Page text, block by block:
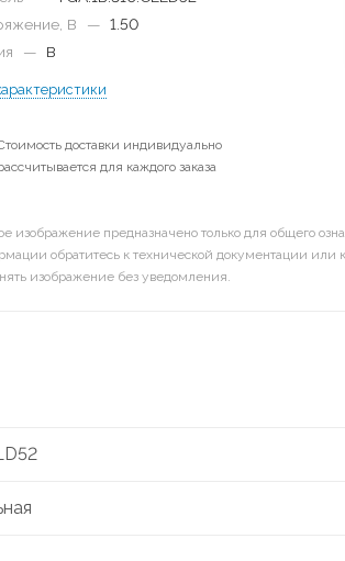
В
— 1.50
— B
доставки индивидуально
для каждого заказа
изображение предназначено только для общего
обратитесь к технической документации или
изображение без уведомления.